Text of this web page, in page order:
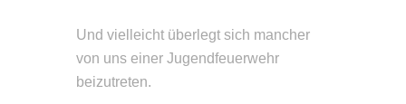
Und vielleicht überlegt sich mancher
von uns einer Jugendfeuerwehr
beizutreten.